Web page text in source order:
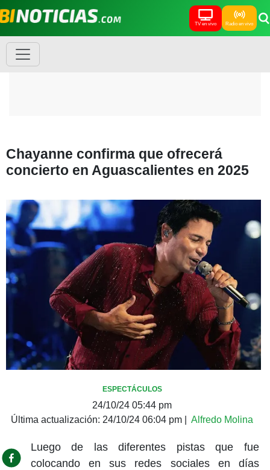
TV en vivo Radio en vivo
Chayanne confirma que ofrecerá
concierto en Aguascalientes en 2025
ESPECTÁCULOS
24/10/24 05:44 pm
Última actualización: 24/10/24 06:04 pm Alfredo Molina
Luego de las diferentes pistas que fue
colocando en sus redes sociales en días